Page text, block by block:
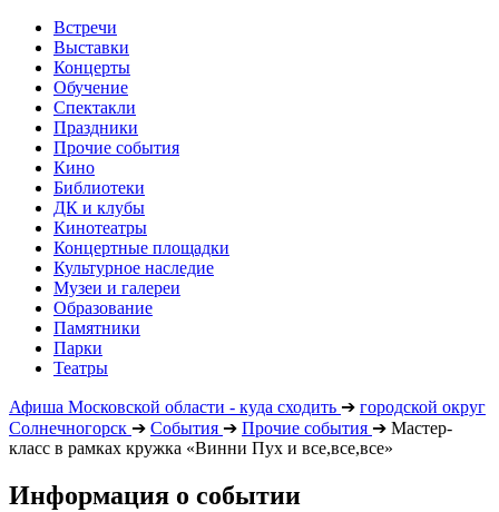
Встречи
Выставки
Концерты
Обучение
Спектакли
Праздники
Прочие события
Кино
Библиотеки
ДК и клубы
Кинотеатры
Концертные площадки
Культурное наследие
Музеи и галереи
Образование
Памятники
Парки
Театры
Афиша Московской области - куда сходить ➔ городской округ
Солнечногорск ➔ События ➔ Прочие события ➔ Мастер-
класс в рамках кружка «Винни Пух и все,все,все»
Информация о событии